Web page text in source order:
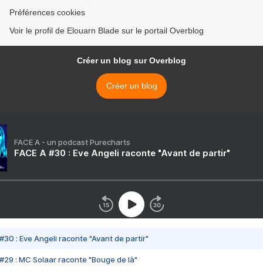
Préférences cookies
Voir le profil de Elouarn Blade sur le portail Overblog
Créer un blog sur Overblog
Créer un blog
FACE A - un podcast Purecharts
FACE A #30 : Eve Angeli raconte "Avant de partir"
#30 : Eve Angeli raconte "Avant de partir"
#29 : MC Solaar raconte "Bouge de là"